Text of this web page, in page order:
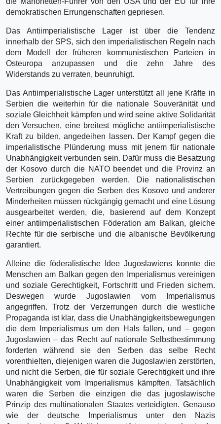
demokratischen Errungenschaften gepriesen.
Das Antiimperialistische Lager ist über die Tendenz
innerhalb der SPS, sich den imperialistischen Regeln nach
dem Modell der früheren kommunistischen Parteien in
Osteuropa anzupassen und die zehn Jahre des
Widerstands zu verraten, beunruhigt.
Das Antiimperialistische Lager unterstützt all jene Kräfte in
Serbien die weiterhin für die nationale Souveränität und
soziale Gleichheit kämpfen und wird seine aktive Solidarität
den Versuchen, eine breitest mögliche antiimperialistische
Kraft zu bilden, angedeihen lassen. Der Kampf gegen die
imperialistische Plünderung muss mit jenem für nationale
Unabhängigkeit verbunden sein. Dafür muss die Besatzung
der Kosovo durch die NATO beendet und die Provinz an
Serbien zurückgegeben werden. Die nationalistischen
Vertreibungen gegen die Serben des Kosovo und anderer
Minderheiten müssen rückgängig gemacht und eine Lösung
ausgearbeitet werden, die, basierend auf dem Konzept
einer antiimperialistischen Föderation am Balkan, gleiche
Rechte für die serbische und die albanische Bevölkerung
garantiert.
Alleine die föderalistische Idee Jugoslawiens konnte die
Menschen am Balkan gegen den Imperialismus vereinigen
und soziale Gerechtigkeit, Fortschritt und Frieden sichern.
Deswegen wurde Jugoslawien vom Imperialismus
angegriffen. Trotz der Verzerrungen durch die westliche
Propaganda ist klar, dass die Unabhängigkeitsbewegungen
die dem Imperialismus um den Hals fallen, und – gegen
Jugoslawien – das Recht auf nationale Selbstbestimmung
forderten während sie den Serben das selbe Recht
vorenthielten, diejenigen waren die Jugoslawien zerstörten,
und nicht die Serben, die für soziale Gerechtigkeit und ihre
Unabhängigkeit vom Imperialismus kämpften. Tatsächlich
waren die Serben die einzigen die das jugoslawische
Prinzip des multinationalen Staates verteidigten. Genauso
wie der deutsche Imperialismus unter den Nazis